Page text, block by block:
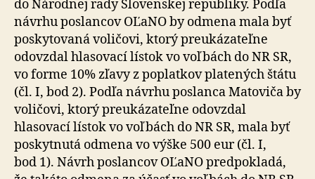
do Národnej rady Slovenskej republiky. Podľa
návrhu poslancov OĽaNO by odmena mala byť
poskytovaná voličovi, ktorý preukázateľne
odovzdal hlasovací lístok vo voľbách do NR SR,
vo forme 10% zľavy z poplatkov platených štátu
(čl. I, bod 2). Podľa návrhu poslanca Matoviča by
voličovi, ktorý preukázateľne odovzdal
hlasovací lístok vo voľbách do NR SR, mala byť
poskytnutá odmena vo výške 500 eur (čl. I,
bod 1). Návrh poslancov OĽaNO predpokladá,